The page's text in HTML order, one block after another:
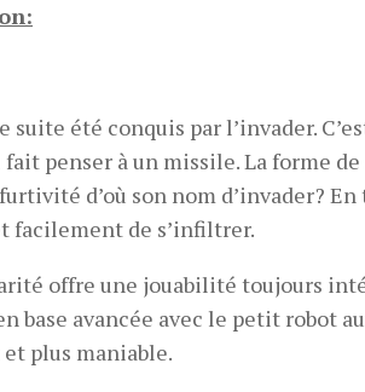
suite été conquis par l’invader.
penser à un missile. La forme
d’où son nom d’invader?
facilement de s’infiltrer.
offre une jouabilité toujours
base avancée avec le petit robot
plus maniable.